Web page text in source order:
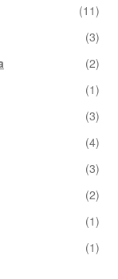
(11)
(3)
(2)
(1)
(3)
(4)
(3)
(2)
(1)
(1)